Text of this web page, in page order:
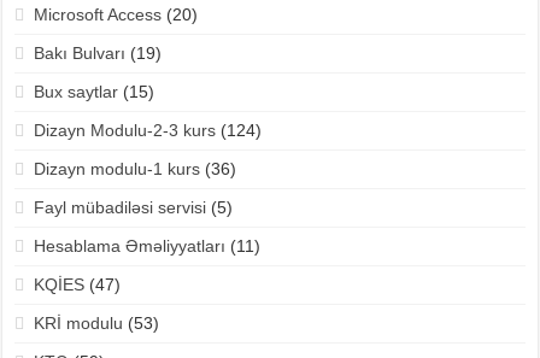
Microsoft Access(20)
Bakı Bulvarı (19)
Bux saytlar(15)
Dizayn Modulu-2-3 kurs(124)
Dizayn modulu-1 kurs(36)
Fayl mübadiləsi servisi(5)
Hesablama Əməliyyatları (11)
KQİES(47)
KRİ modulu (53)